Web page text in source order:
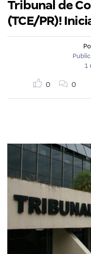
Tribunal de
(TCE/PR)!
1
0 0